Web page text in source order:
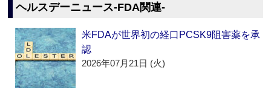
ヘルスデーニュース‐FDA関連‐
米FDAが世界初の経口PCSK9阻害薬を承
認
2026年07月21日 (火)